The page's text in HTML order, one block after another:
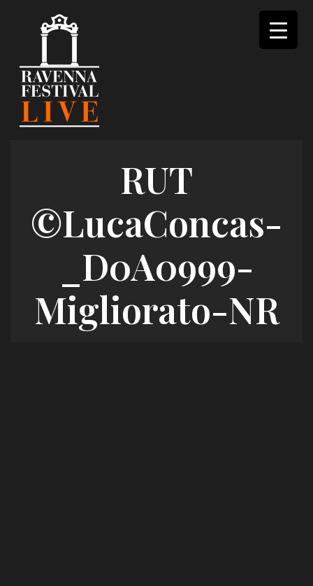
RUT
©LucaConcas-
_D0A0999-
Migliorato-NR